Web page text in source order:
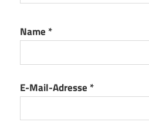
Name *
E-Mail-Adresse *